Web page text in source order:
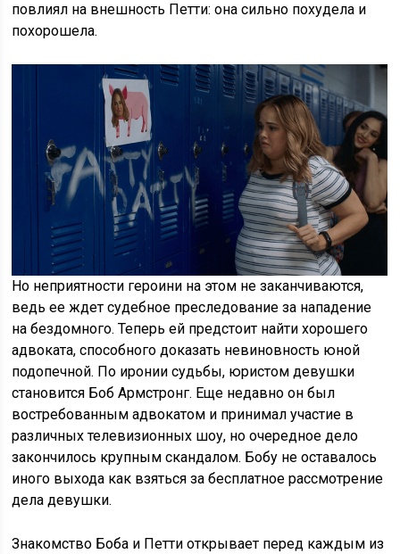
повлиял на внешность Петти: она сильно похудела и
похорошела.
Но неприятности героини на этом не заканчиваются,
ведь ее ждет судебное преследование за нападение
на бездомного. Теперь ей предстоит найти хорошего
адвоката, способного доказать невиновность юной
подопечной. По иронии судьбы, юристом девушки
становится Боб Армстронг. Еще недавно он был
востребованным адвокатом и принимал участие в
различных телевизионных шоу, но очередное дело
закончилось крупным скандалом. Бобу не оставалось
иного выхода как взяться за бесплатное рассмотрение
дела девушки.
Знакомство Боба и Петти открывает перед каждым из